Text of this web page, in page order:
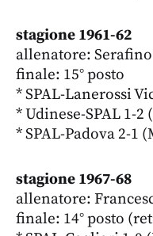
stagione 1961-62
allenatore:
finale: 15° posto
* SPAL-Lanerossi
* Udinese-SPAL 1-2
* SPAL-Padova 2-1
stagione 1967-68
allenatore:
finale: 14° posto